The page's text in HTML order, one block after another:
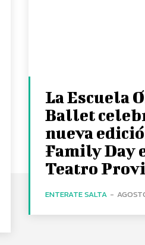
La Escuela
Ballet
nueva
Family Day
Teatro
ENTERATE SALTA -